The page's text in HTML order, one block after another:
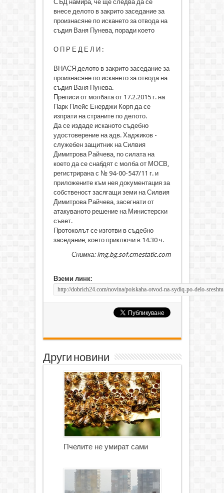
СЪД намира, че ще следва да се
внесе делото в закрито заседание за
произнасяне по искането за отвода на
съдия Ваня Пунева, поради което
О П Р Е Д Е Л И :
ВНАСЯ делото в закрито заседание за
произнасяне по искането за отвода на
съдия Ваня Пунева.
Преписи от молбата от 17.2.2015 г. на
Парк Плейс Енерджи Корп да се
изпрати на страните по делото.
Да се издаде исканото съдебно
удостоверение на адв. Хаджиков -
служебен защитник на Силвия
Димитрова Райчева, по силата на
което да се снабдят с молба от МОСВ,
регистрирана с № 94-00-547/11 г. и
приложените към нея документация за
собственост засягащи земи на Силвия
Димитрова Райчева, засегнати от
атакуваното решение на Министерски
съвет.
Протоколът се изготви в съдебно
заседание, което приключи в 14.30 ч.
Снимка: img.bg.sof.cmestatic.com
Вземи линк:
Други новини
Пчелите не умират сами